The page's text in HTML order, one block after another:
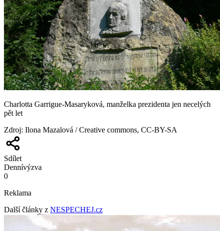
Charlotta Garrigue-Masaryková, manželka prezidenta jen necelých
pět let
Zdroj: Ilona Mazalová / Creative commons, CC-BY-SA
Sdílet
Dennívýzva
0
Reklama
Další články z NESPECHEJ.cz